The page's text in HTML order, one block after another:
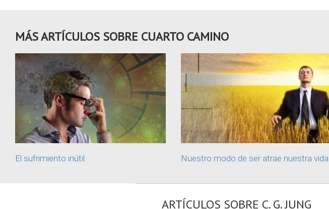
MÁS ARTÍCULOS SOBRE CUARTO CAMINO
El sufrimiento inútil Nuestro modo de ser atrae nuestra vida
ARTÍCULOS SOBRE C. G. JUNG